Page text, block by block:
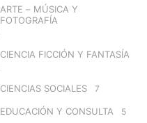
ARTE – MÚSICA Y
FOTOGRAFÍA
CIENCIA FICCIÓN Y FANTASÍA
CIENCIAS SOCIALES 7
EDUCACIÓN Y CONSULTA 5